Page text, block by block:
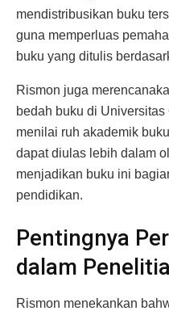
mendistribusikan buku
guna memperluas
buku yang ditulis
Rismon juga
bedah buku di
menilai ruh akademik
dapat diulas lebih dalam
menjadikan buku ini
pendidikan.
Pentingnya
dalam
Rismon menekankan